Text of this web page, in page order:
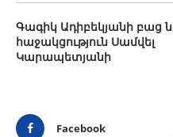
Գագիկ Ադիբեկյանի բաց
հաջակցություն Սամվել
Կարապետյանի
Facebook